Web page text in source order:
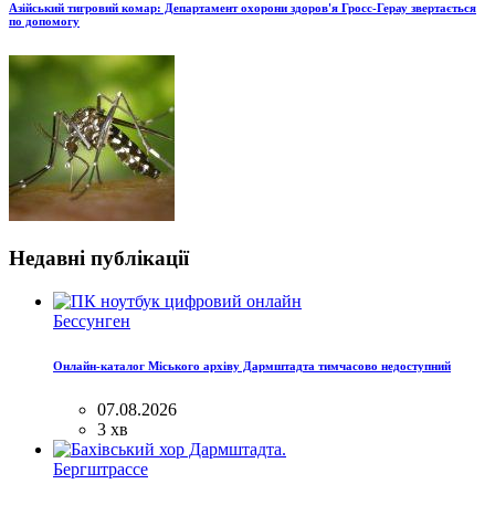
Азійський тигровий комар: Департамент охорони здоров'я Гросс-Герау звертається
по допомогу
Недавні публікації
Бессунген
Онлайн-каталог Міського архіву Дармштадта тимчасово недоступний
07.08.2026
3 хв
Бергштрассе